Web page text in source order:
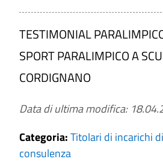
TESTIMONIAL
SPORT PARALIMPICO A
CORDIGNANO
Data di ultima modifica:
Categoria:Titolari di incarichi
consulenza